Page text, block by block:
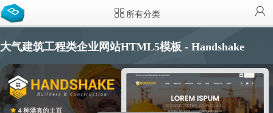
所有分类
大气建筑工程类企业网站HTML5模板 - Handshake